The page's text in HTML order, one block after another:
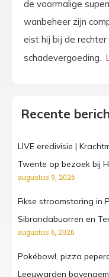
de voormalige
wanbeheer zijn
eist hij bij de
schadevergoeding.
Recente
LIVE eredivisie |
Twente op bezoek bij
augustus 9, 2026
Fikse stroomstoring in
Sibrandabuorren en
augustus 6, 2026
Pokébowl, pizza
Leeuwarden